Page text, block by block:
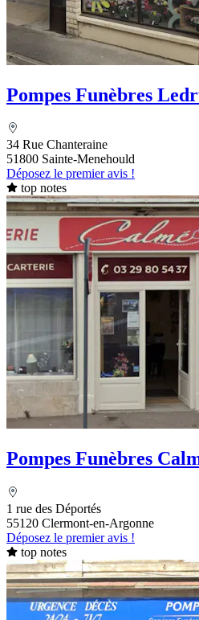
Pompes Funèbres
34 Rue Chanteraine
51800 Sainte-Menehould
Déposez le premier avis !
top notes
Pompes Funèbres
1 rue des Déportés
55120 Clermont-en-Argonne
Déposez le premier avis !
top notes